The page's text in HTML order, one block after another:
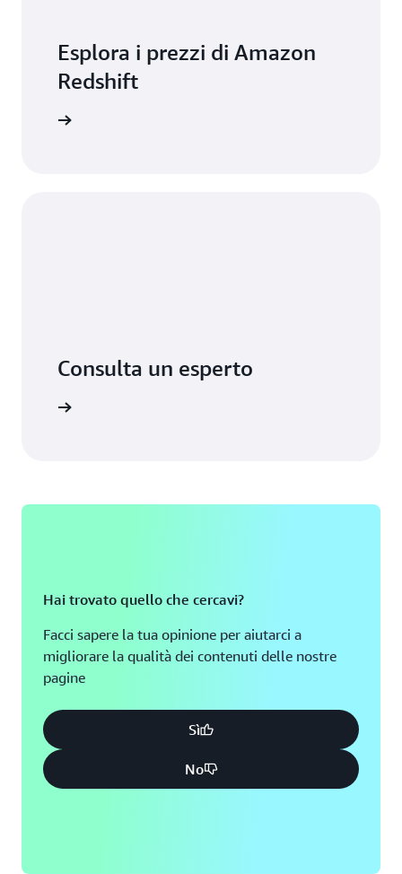
Esplora i prezzi di Amazon
Redshift
Consulta un esperto
Hai trovato quello che cercavi?
Facci sapere la tua opinione per aiutarci a
migliorare la qualità dei contenuti delle nostre
pagine
Sì
No